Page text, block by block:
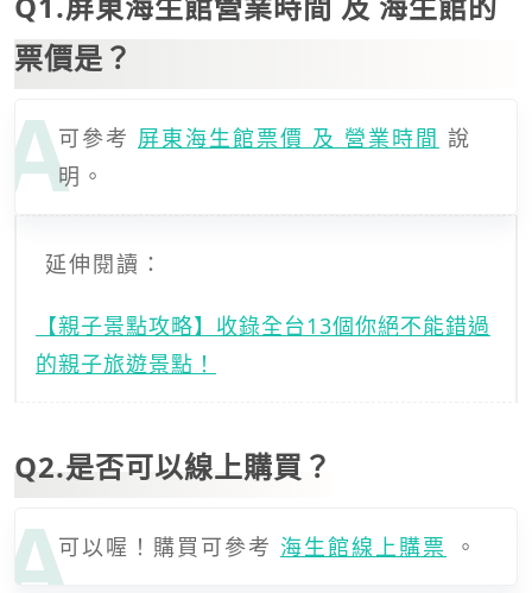
票價是？
可參考 屏東海生館票價 及 營業時間 說
明。
延伸閱讀：
【親子景點攻略】收錄全台13個你絕不能錯過
的親子旅遊景點！
Q2.是否可以線上購買？
可以喔！購買可參考 海生館線上購票 。